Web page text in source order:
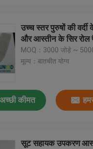
उच्च स्तर पुरुषों की वर्दी
और आस्तीन के सिर रोल
MOQ：3000 जोड़े ~
मूल्य：बातचीत योग्य
कीमत
सूट सहायक उपकरण